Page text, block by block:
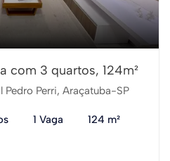
com 3 quartos, 124m²
Perri, Araçatuba-SP
1 Vaga 124 m²